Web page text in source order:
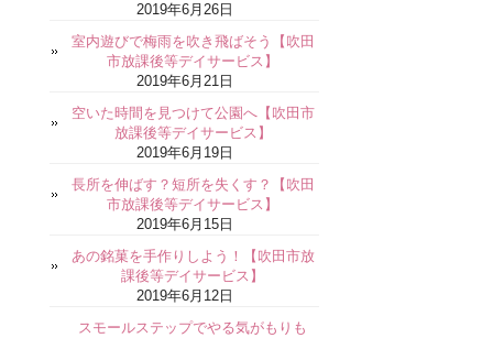
2019年6月26日
室内遊びで梅雨を吹き飛ばそう【吹田
市放課後等デイサービス】
2019年6月21日
空いた時間を見つけて公園へ【吹田市
放課後等デイサービス】
2019年6月19日
長所を伸ばす？短所を失くす？【吹田
市放課後等デイサービス】
2019年6月15日
あの銘菓を手作りしよう！【吹田市放
課後等デイサービス】
2019年6月12日
スモールステップでやる気がもりも